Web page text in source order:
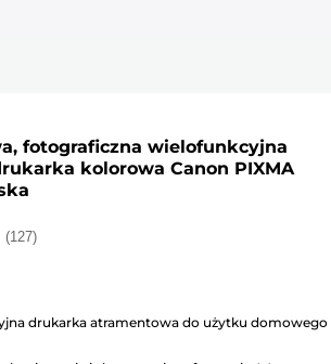
fotograficzna wielofunkcyjna
kolorowa Canon PIXMA
(127)
drukarka atramentowa do użytku domowego